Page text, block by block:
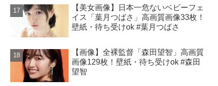
【美女画像】日本一危ないベビーフェ
イス「葉月つばさ」高画質画像33枚！
壁紙・待ち受けok #葉月つばさ
【画像】全裸監督「森田望智」高画質
画像129枚！壁紙・待ち受けok #森田
望智